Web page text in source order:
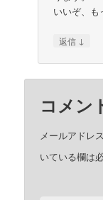
いいぞ、も
返信 ↓
コメン
メールアドレ
いている欄は